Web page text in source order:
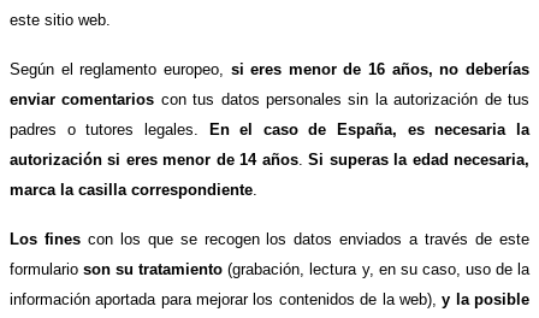
este sitio web.
Según el reglamento europeo, si eres menor de 16 años, no deberías
enviar comentarios con tus datos personales sin la autorización de tus
padres o tutores legales.
En el caso de España, es necesaria la
autorización si eres menor de 14 años.Si superas la edad necesaria,
marca la casilla correspondiente
Los finescon los que se recogen los datos enviados a través de este
formularioson su tratamiento (grabación, lectura y, en su caso, uso de la
información aportada para mejorar los contenidos de la web),y la posible